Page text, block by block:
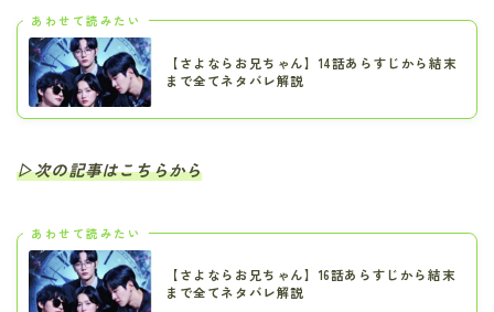
あわせて読みたい
【さよならお兄ちゃん】14話あらすじから結末
まで全てネタバレ解説
▷次の記事はこちらから
あわせて読みたい
【さよならお兄ちゃん】16話あらすじから結末
まで全てネタバレ解説